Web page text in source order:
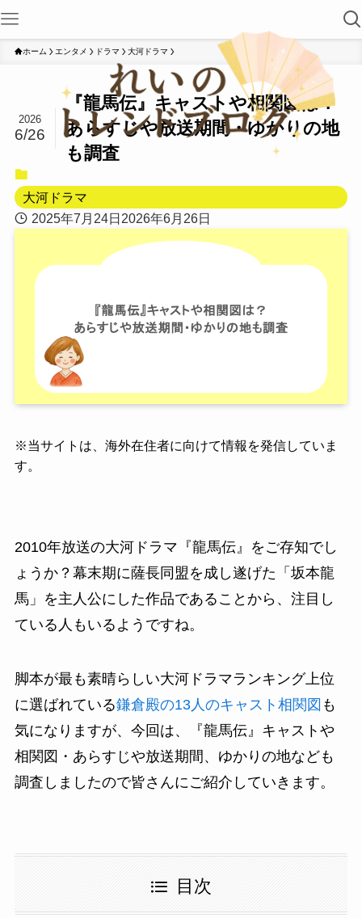
ホーム エンタメ ドラマ 大河ドラマ
『龍馬伝』キャストや相関図は？
あらすじや放送期間・ゆかりの地
も調査
2026
6/26
大河ドラマ
2025年7月24日2026年6月26日
※当サイトは、海外在住者に向けて情報を発信していま
す。
2010年放送の大河ドラマ『龍馬伝』をご存知でし
ょうか？幕末期に薩長同盟を成し遂げた「坂本龍
馬」を主人公にした作品であることから、注目し
ている人もいるようですね。
脚本が最も素晴らしい大河ドラマランキング上位
に選ばれている鎌倉殿の13人のキャスト相関図 も
気になりますが、今回は、『龍馬伝』キャストや
相関図・あらすじや放送期間、ゆかりの地なども
調査しましたので皆さんにご紹介していきます。
目次